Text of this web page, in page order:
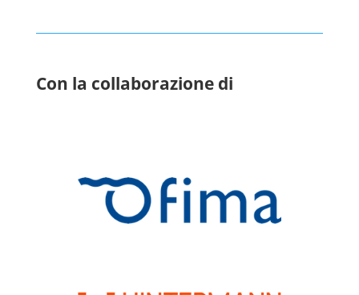
Con la collaborazione di